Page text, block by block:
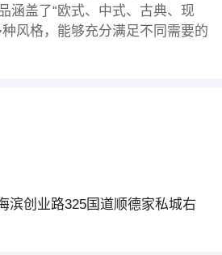
涵盖了“欧式、中式、古典、现
风格，能够充分满足不同需要的
滨创业路325国道顺德家私城右